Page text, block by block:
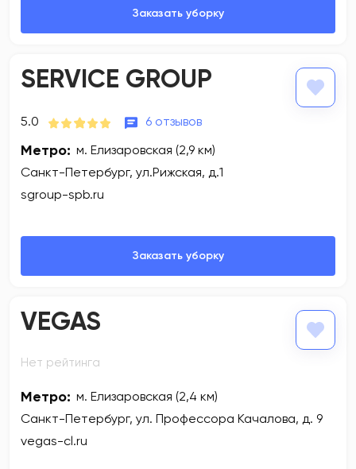
SERVICE GROUP
5.0 6 отзывов
Метро: м. Елизаровская (2,9 км)
Санкт-Петербург, ул.Рижская, д.1
sgroup-spb.ru
VEGAS
Нет рейтинга
Метро: м. Елизаровская (2,4 км)
Санкт-Петербург, ул. Профессора Качалова, д. 9
vegas-cl.ru